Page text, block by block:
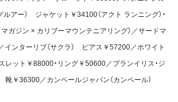
ルアー） ジャケット￥34100（アクト ランニング）・
ガジン × カリブーマウンテニアリング）／サードマ
ンターリブ（サクラ） ピアス￥57200／ホワイト
レット￥88000・リング￥50600／ブランイリス・ジ
靴￥36300／カンペールジャパン（カンペール）